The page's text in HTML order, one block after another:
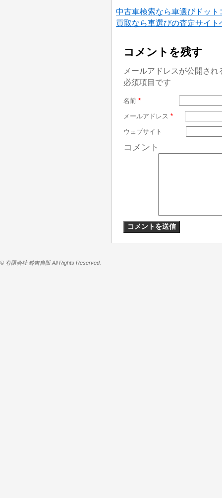
中古車検索なら車選びドット
買取なら車選びの査定サイト
コメントを残す
メールアドレスが公開さ
必須項目です
名前 *
メールアドレス *
ウェブサイト
コメント
© 有限会社 鈴吉自販 All Rights Reserved.